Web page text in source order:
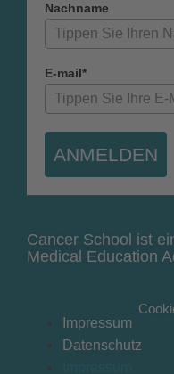
Nachname
E-mail*
ANMELDEN
Cancer School ist
Medical Education
Impressum
Datenschutz